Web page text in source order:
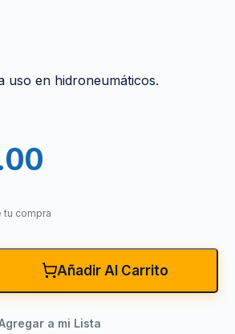
uso en hidroneumáticos.
tu compra
Añadir Al Carrito
a mi Lista